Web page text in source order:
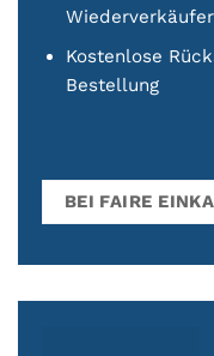
Wiederverkäufer
Kostenlose
Bestellung
BEI FAIRE